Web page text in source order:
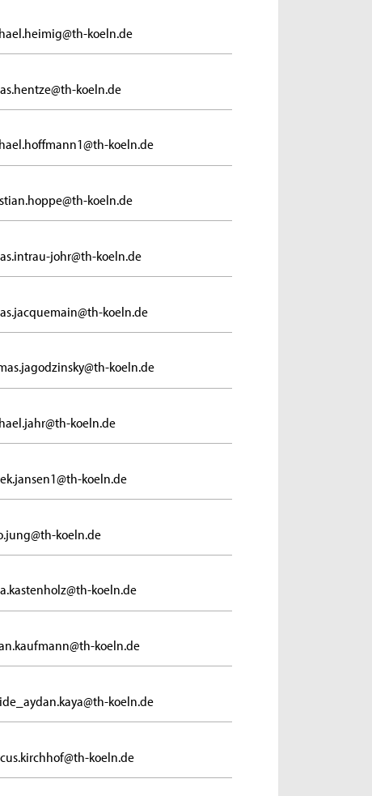
koeln.de
koeln.de
koeln.de
koeln.de
johr@th-koeln.de
koeln.de
koeln.de
koeln.de
koeln.de
koeln.de
koeln.de
koeln.de
koeln.de
koeln.de